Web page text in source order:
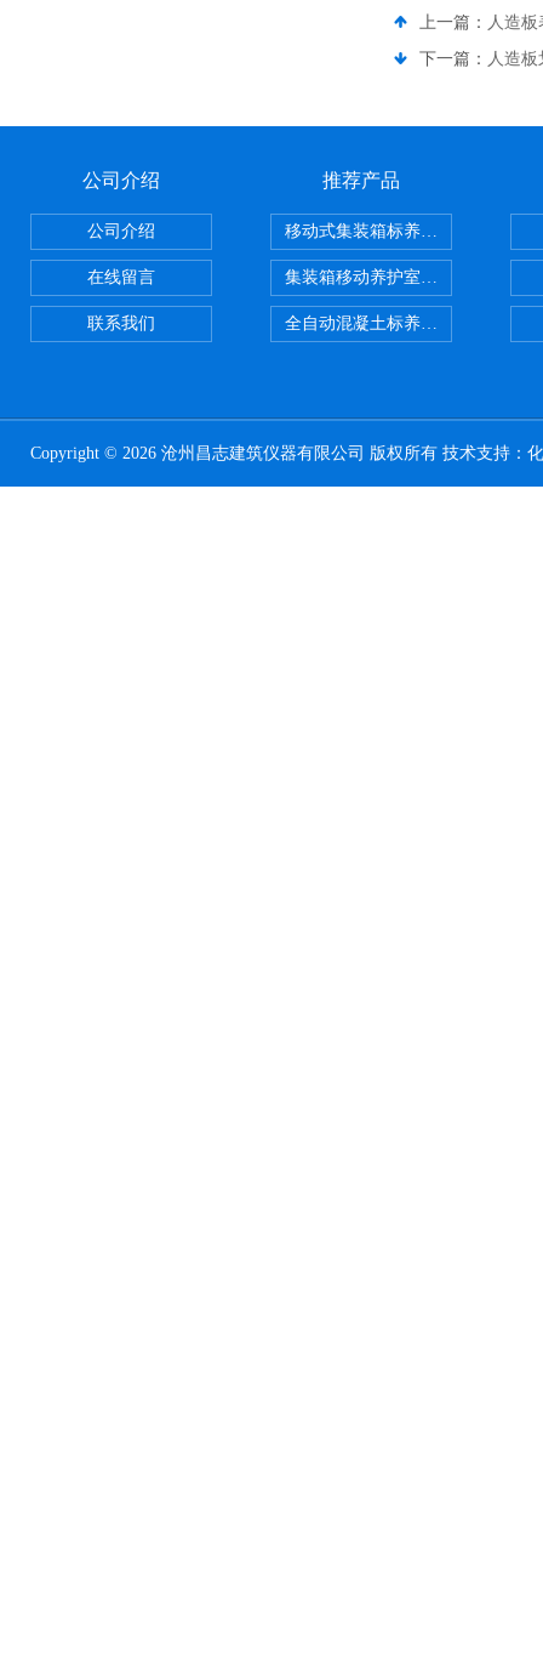
上一篇： 人造
下一篇： 人造
公司介绍
公司介绍
在线留言
联系我们
推荐产品
移动式集装箱标养室 养护室设备
集装箱移动养护室 标养室
全自动混凝土标养室恒温恒湿设备
Copyright © 2026 沧州昌志建筑仪器有限公司 版权所有 技术支持：